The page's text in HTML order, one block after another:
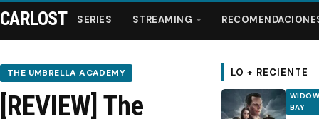
Series
CARLOST SERIES STREAMING
THE UMBRELLA ACADEMY
[REVIEW] The
LO + RECIENTE
BAY